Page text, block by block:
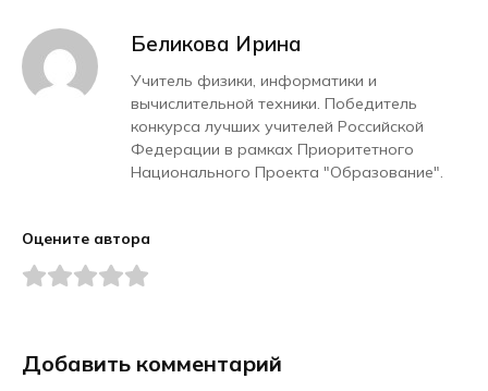
Беликова Ирина
Учитель физики, информатики и
вычислительной техники. Победитель
конкурса лучших учителей Российской
Федерации в рамках Приоритетного
Национального Проекта "Образование".
Оцените автора
Добавить комментарий